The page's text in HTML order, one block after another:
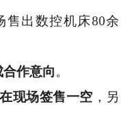
售出数控机床80余
作意向。
现场签售一空 ，另